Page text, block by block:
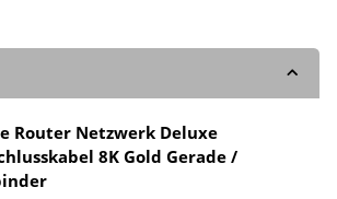
Router Netzwerk Deluxe
8K Gold Gerade /